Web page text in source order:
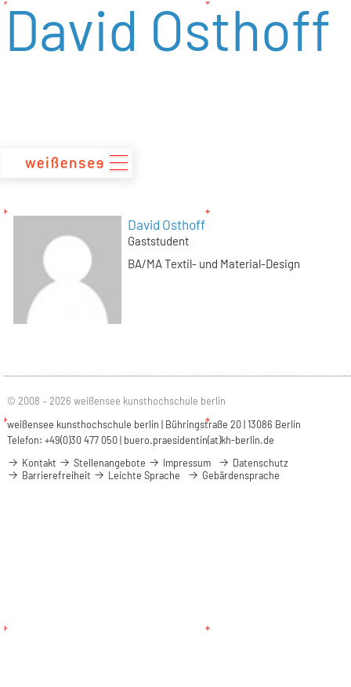
zumDavid Osthoff
David Osthoff
Gaststudent
BA/MA Textil- und Material-Design
© 2008 – 2026 weißensee kunsthochschule berlin
weißensee kunsthochschule berlin | Bühringstraße 20 | 13086 Berlin
Telefon: +49(0)30 477 050 | buero.praesidentin(at)kh-berlin.de
Kontakt
Stellenangebote Impressum
Datenschutz
Barrierefreiheit
Leichte Sprache Gebärdensprache